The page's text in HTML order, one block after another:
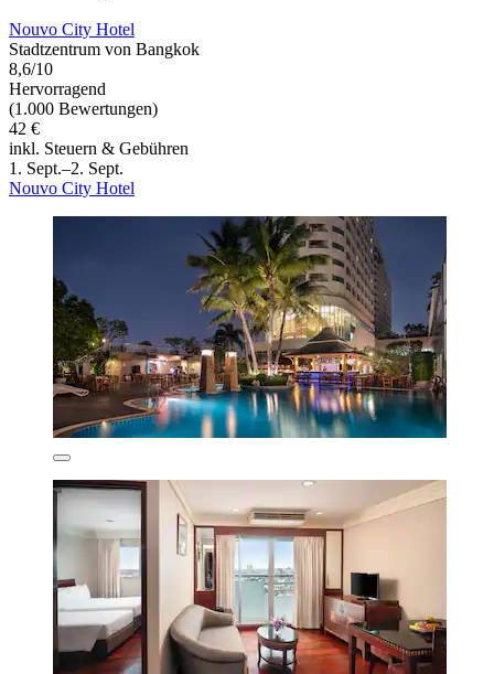
Nouvo City Hotel
Stadtzentrum von Bangkok
8,6/10
Hervorragend
(1.000 Bewertungen)
42 €
inkl. Steuern & Gebühren
1. Sept.–2. Sept.
Nouvo City Hotel